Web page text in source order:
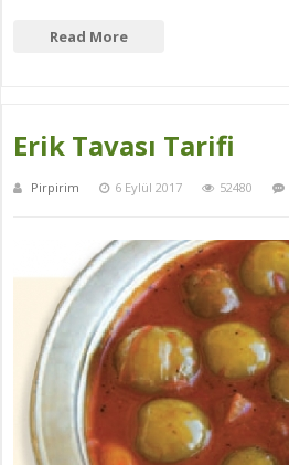
Read More
Erik Tavası Tarifi
Pirpirim 6 Eylül 2017 52480